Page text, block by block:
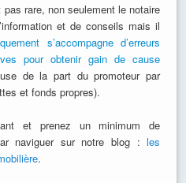
rare, non seulement le notaire
et de conseils mais il
s’accompagne d’erreurs
pour obtenir gain de cause
de la part du promoteur par
et fonds propres).
et prenez un minimum de
naviguer sur notre blog :les
.